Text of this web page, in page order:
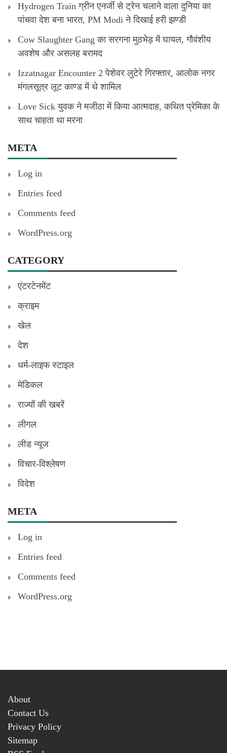
Hydrogen Train ग्रीन एनर्जी से ट्रेन चलाने वाला दुनिया का
पांचवा देश बना भारत, PM Modi ने दिखाई हरी झण्डी
Cow Slaughter Gang का सरगना मुठभेड़ में घायल, गौवंशीय
अवशेष और असलह बरामद
Izzatnagar Encounter 2 पेशेवर लुटेरे गिरफ्तार, आलोक नगर
मंगलसूत्र लूट काण्‍ड में थे शामिल
Love Sick युवक ने मजीठा में किया आत्मदाह, कथित प्रेमिका के
साथ चाहता था मरना
META
Log in
Entries feed
Comments feed
WordPress.org
CATEGORY
एंटरटेनमेंट
क्राइम
खेल
देश
धर्म-लाइफ स्टाइल
मेडिकल
राज्यों की खबरें
लीगल
लीड न्यूज
विचार-विश्लेषण
विदेश
META
Log in
Entries feed
Comments feed
WordPress.org
About
Contact Us
Privacy Policy
Sitemap